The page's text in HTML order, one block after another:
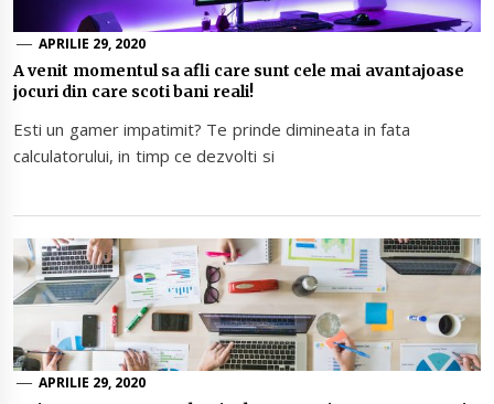
APRILIE 29, 2020
A venit momentul sa afli care sunt cele mai avantajoase
jocuri din care scoti bani reali!
Esti un gamer impatimit? Te prinde dimineata in fata
calculatorului, in timp ce dezvolti si
APRILIE 29, 2020